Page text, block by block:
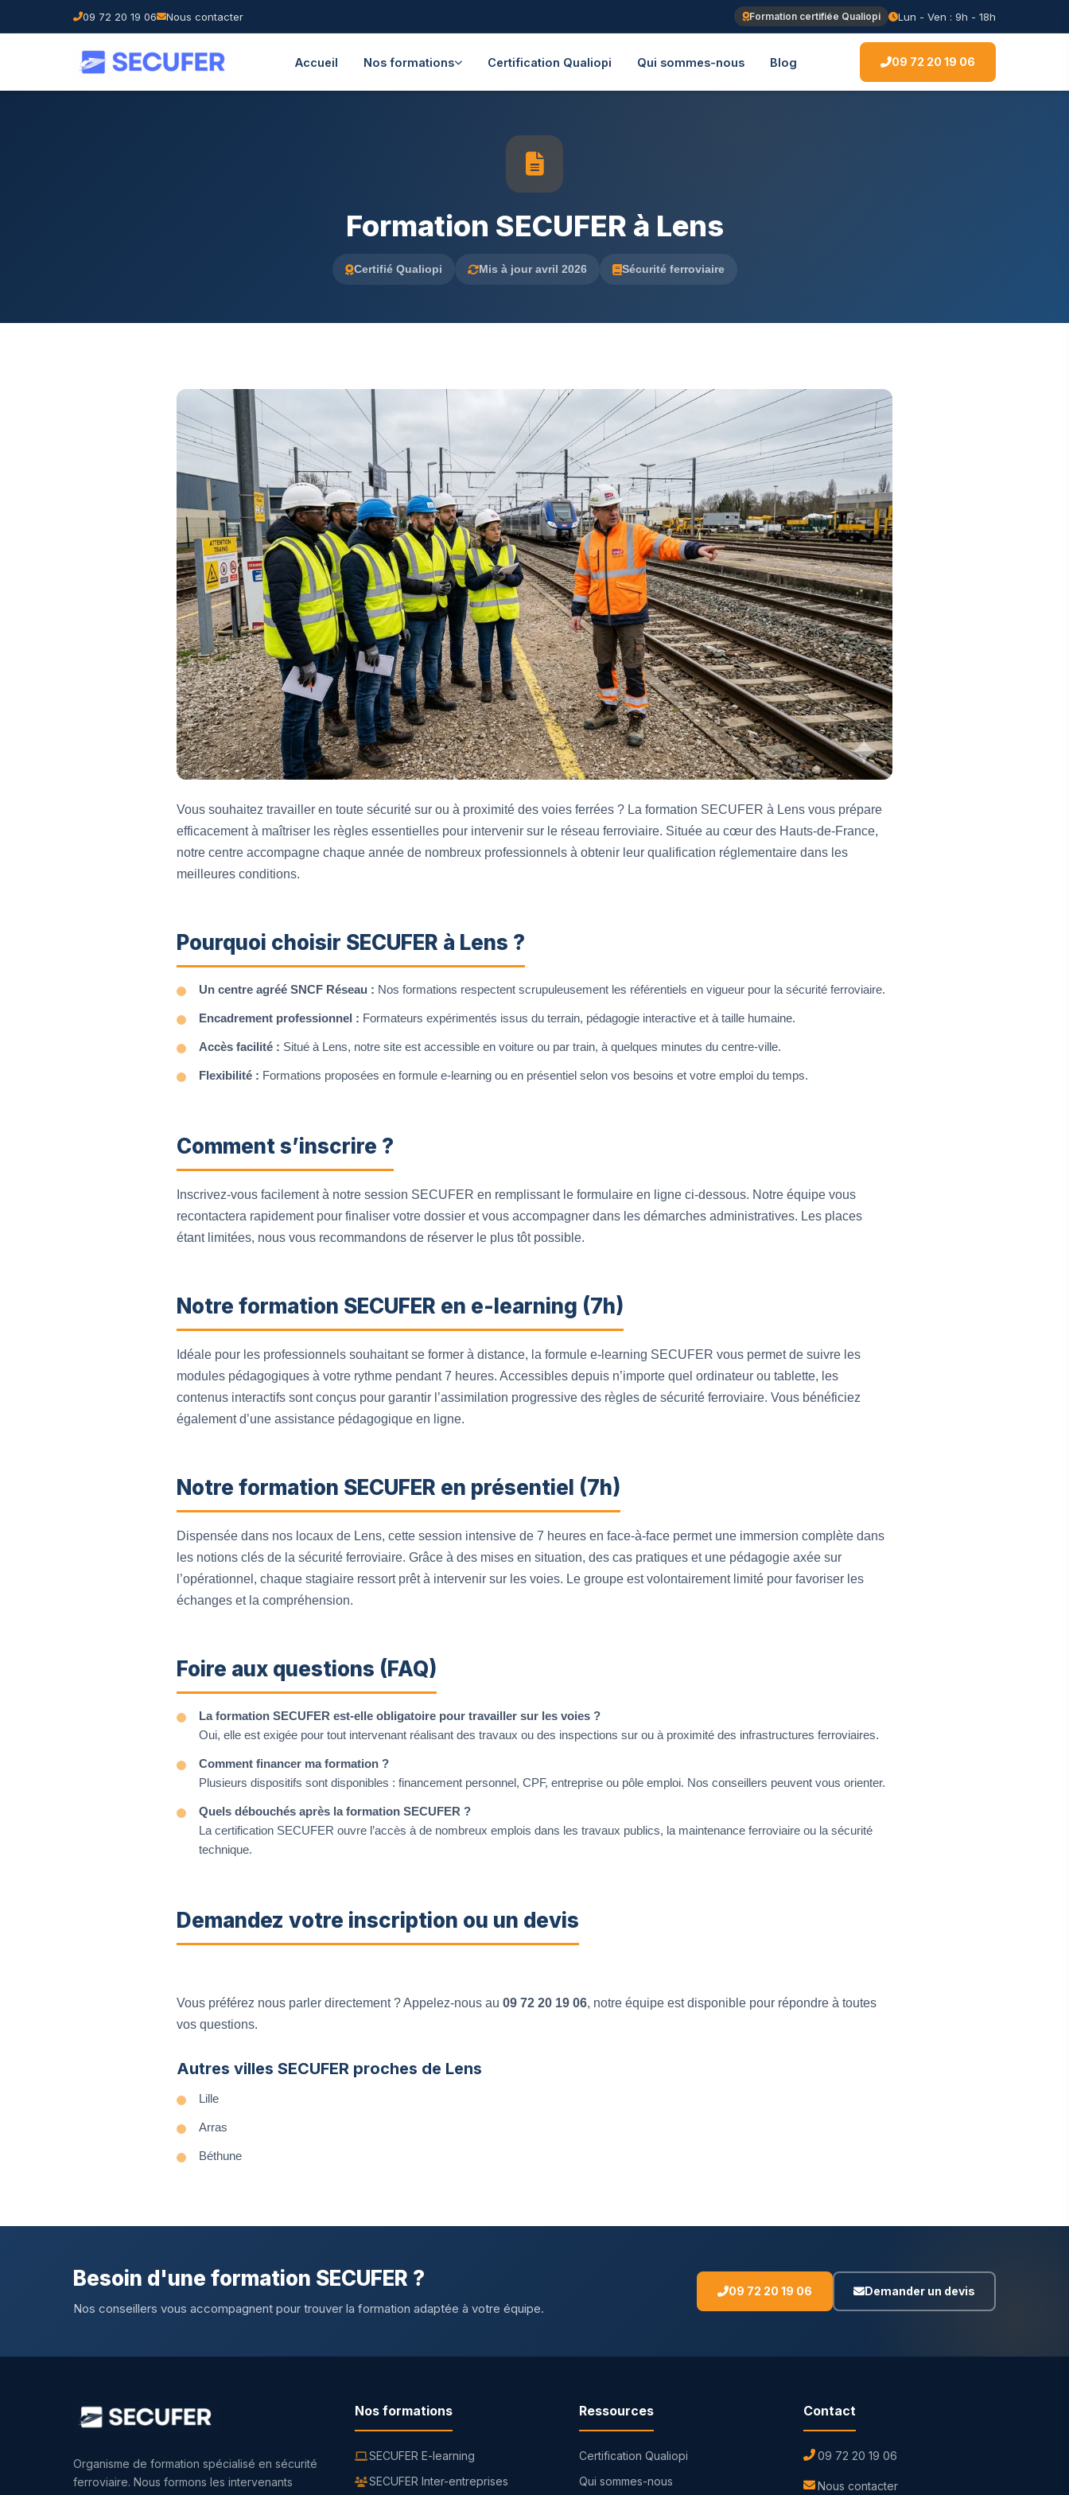
09 72 20 19 06 Nous contacter Formation certifiée Qualiopi Lun - Ven : 9h - 18h
Accueil Nos formations Certification Qualiopi Qui sommes-nous Blog 09 72 20 19 06
Formation SECUFER à Lens
Certifié Qualiopi Mis à jour avril 2026 Sécurité ferroviaire
Vous souhaitez travailler en toute sécurité sur ou à proximité des voies ferrées ? La formation SECUFER à Lens vous prépare
efficacement à maîtriser les règles essentielles pour intervenir sur le réseau ferroviaire. Située au cœur des Hauts-de-France,
notre centre accompagne chaque année de nombreux professionnels à obtenir leur qualification réglementaire dans les
meilleures conditions.
Pourquoi choisir SECUFER à Lens ?
Un centre agréé SNCF Réseau : Nos formations respectent scrupuleusement les référentiels en vigueur pour la sécurité ferroviaire.
Encadrement professionnel : Formateurs expérimentés issus du terrain, pédagogie interactive et à taille humaine.
Accès facilité : Situé à Lens, notre site est accessible en voiture ou par train, à quelques minutes du centre-ville.
Flexibilité : Formations proposées en formule e-learning ou en présentiel selon vos besoins et votre emploi du temps.
Comment s’inscrire ?
Inscrivez-vous facilement à notre session SECUFER en remplissant le formulaire en ligne ci-dessous. Notre équipe vous
recontactera rapidement pour finaliser votre dossier et vous accompagner dans les démarches administratives. Les places
étant limitées, nous vous recommandons de réserver le plus tôt possible.
Notre formation SECUFER en e-learning (7h)
Idéale pour les professionnels souhaitant se former à distance, la formule e-learning SECUFER vous permet de suivre les
modules pédagogiques à votre rythme pendant 7 heures. Accessibles depuis n’importe quel ordinateur ou tablette, les
contenus interactifs sont conçus pour garantir l’assimilation progressive des règles de sécurité ferroviaire. Vous bénéficiez
également d’une assistance pédagogique en ligne.
Notre formation SECUFER en présentiel (7h)
Dispensée dans nos locaux de Lens, cette session intensive de 7 heures en face-à-face permet une immersion complète dans
les notions clés de la sécurité ferroviaire. Grâce à des mises en situation, des cas pratiques et une pédagogie axée sur
l’opérationnel, chaque stagiaire ressort prêt à intervenir sur les voies. Le groupe est volontairement limité pour favoriser les
échanges et la compréhension.
Foire aux questions (FAQ)
La formation SECUFER est-elle obligatoire pour travailler sur les voies ?
Oui, elle est exigée pour tout intervenant réalisant des travaux ou des inspections sur ou à proximité des infrastructures ferroviaires.
Comment financer ma formation ?
Plusieurs dispositifs sont disponibles : financement personnel, CPF, entreprise ou pôle emploi. Nos conseillers peuvent vous orienter.
Quels débouchés après la formation SECUFER ?
La certification SECUFER ouvre l’accès à de nombreux emplois dans les travaux publics, la maintenance ferroviaire ou la sécurité
technique.
Demandez votre inscription ou un devis
Vous préférez nous parler directement ? Appelez-nous au 09 72 20 19 06, notre équipe est disponible pour répondre à toutes
vos questions.
Autres villes SECUFER proches de Lens
Lille
Arras
Béthune
Besoin d'une formation SECUFER ?
Nos conseillers vous accompagnent pour trouver la formation adaptée à votre équipe.
09 72 20 19 06 Demander un devis
Organisme de formation spécialisé en sécurité
ferroviaire. Nous formons les intervenants
Nos formations
SECUFER E-learning
SECUFER Inter-entreprises
Ressources
Certification Qualiopi
Qui sommes-nous
Contact
09 72 20 19 06
Nous contacter